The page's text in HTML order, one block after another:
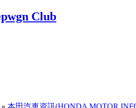
» 本田汽車資訊(HONDA MOTOR